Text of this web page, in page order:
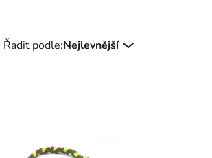
Řadit podle:Nejlevnější